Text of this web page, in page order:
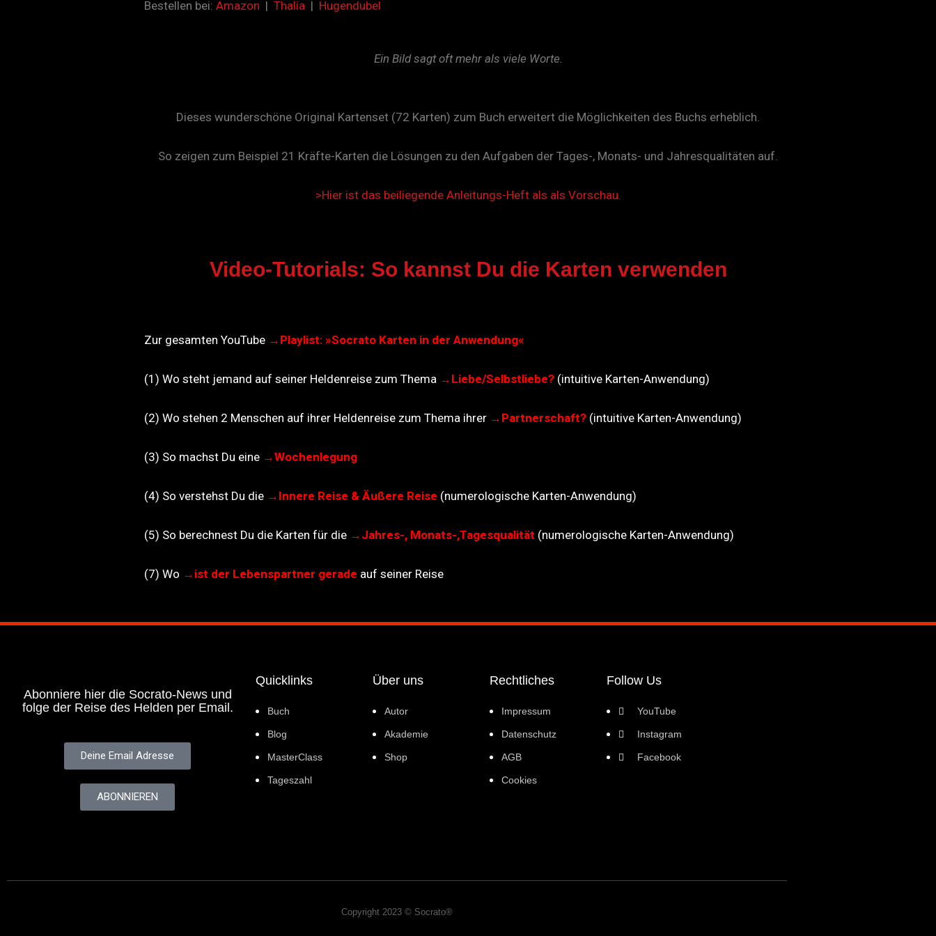
Bestellen bei: Amazon | Thalia | Hugendubel
Ein Bild sagt oft mehr als viele Worte.
Dieses wunderschöne Original Kartenset (72 Karten) zum Buch erweitert die Möglichkeiten des Buchs erheblich.
So zeigen zum Beispiel 21 Kräfte-Karten die Lösungen zu den Aufgaben der Tages-, Monats- und Jahresqualitäten auf.
>Hier ist das beiliegendeAnleitungs-Heft als als Vorschau.
Video-Tutorials: So kannst Du die Karten verwenden
Zur gesamten YouTube →Playlist: »Socrato Karten in der Anwendung«
(1) Wo steht jemand auf seiner Heldenreise zum Thema → Liebe/Selbstliebe? (intuitive Karten-Anwendung)
(2) Wo stehen 2 Menschen auf ihrer Heldenreise zum Thema ihrer →Partnerschaft? (intuitive Karten-Anwendung)
(3) So machst Du eine →Wochenlegung
(4) So verstehst Du die → Innere Reise & Äußere Reise (numerologische Karten-Anwendung)
(5) So berechnest Du die Karten für die → Jahres-, Monats-,Tagesqualität (numerologische Karten-Anwendung)
(7) Wo → ist der Lebenspartner gerade auf seiner Reise
Abonniere hier die Socrato-News und
folge der Reise des Helden per Email.
Deine Email Adresse
ABONNIEREN
Quicklinks
Buch
Blog
MasterClass
Tageszahl
Über uns
Autor
Akademie
Shop
Rechtliches
Impressum
Datenschutz
AGB
Cookies
Follow Us
YouTube
Instagram
Facebook
Copyright 2023 © Socrato®